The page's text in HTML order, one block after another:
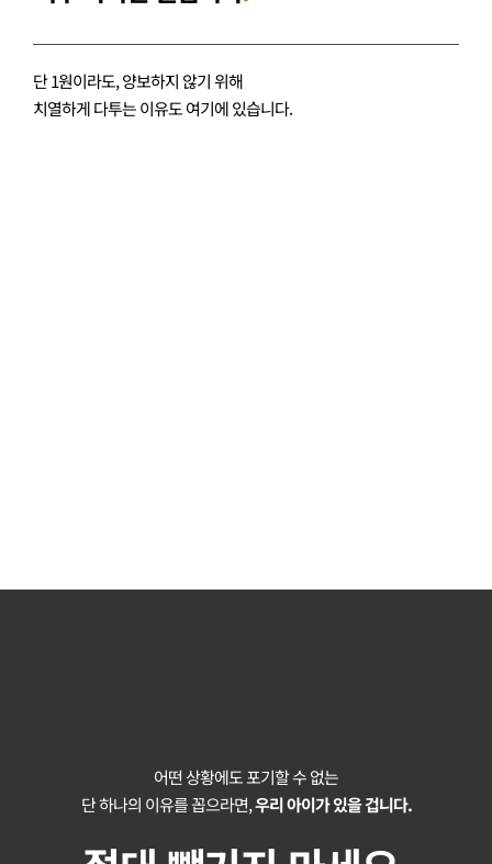
단 1원이라도, 양보하지 않기 위해
치열하게 다투는 이유도 여기에 있습니다.
어떤 상황에도 포기할 수 없는
단 하나의 이유를 꼽으라면, 우리 아이가 있을 겁니다.